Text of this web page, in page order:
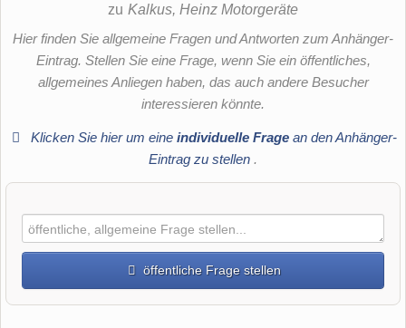
zu Kalkus, Heinz Motorgeräte
Hier finden Sie allgemeine Fragen und Antworten zum Anhänger-
Eintrag. Stellen Sie eine Frage, wenn Sie ein öffentliches,
allgemeines Anliegen haben, das auch andere Besucher
interessieren könnte.
Klicken Sie hier um eine individuelle Fragean den Anhänger-
Eintrag zu stellen .
öffentliche Frage stellen